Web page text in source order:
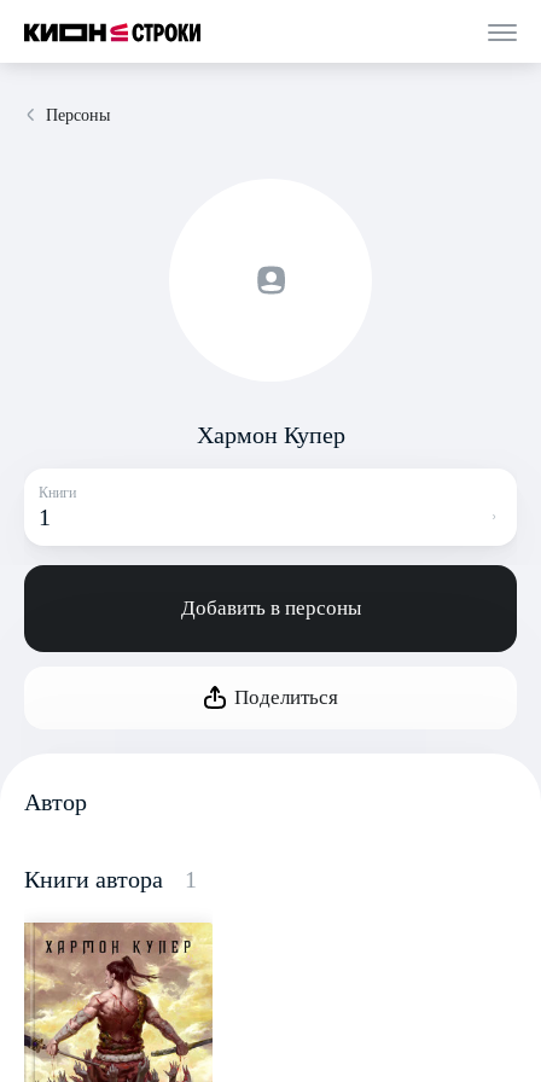
Персоны
Хармон Купер
Книги
1
Добавить в персоны
Поделиться
Автор
Книги автора 1